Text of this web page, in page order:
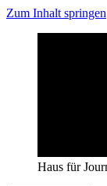
Zum Inhalt springen
Haus für